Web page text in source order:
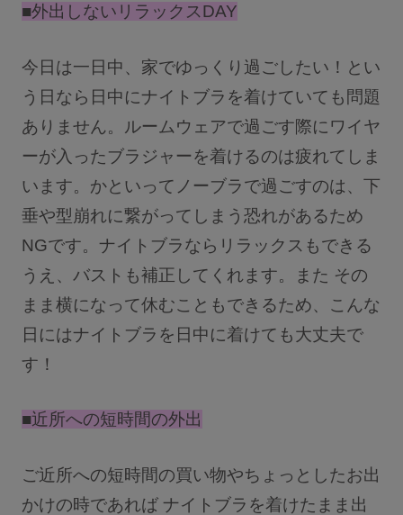
■外出しないリラックスDAY
今日は一日中、家でゆっくり過ごしたい！とい
う日なら日中にナイトブラを着けていても問題
ありません。ルームウェアで過ごす際にワイヤ
ーが入ったブラジャーを着けるのは疲れてしま
います。かといってノーブラで過ごすのは、下
垂や型崩れに繋がってしまう恐れがあるため
NGです。ナイトブラならリラックスもできる
うえ、バストも補正してくれます。また その
まま横になって休むこともできるため、こんな
日にはナイトブラを日中に着けても大丈夫で
す！
■近所への短時間の外出
ご近所への短時間の買い物やちょっとしたお出
かけの時であれば ナイトブラを着けたまま出